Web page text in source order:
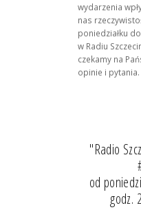
wydarzenia
nas
poniedziałku
w Radiu
czekamy na
opinie i pytania.
"Radio
od
godz.